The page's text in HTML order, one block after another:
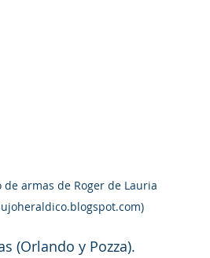
de armas de Roger de Lauria
(Orlando y Pozza).